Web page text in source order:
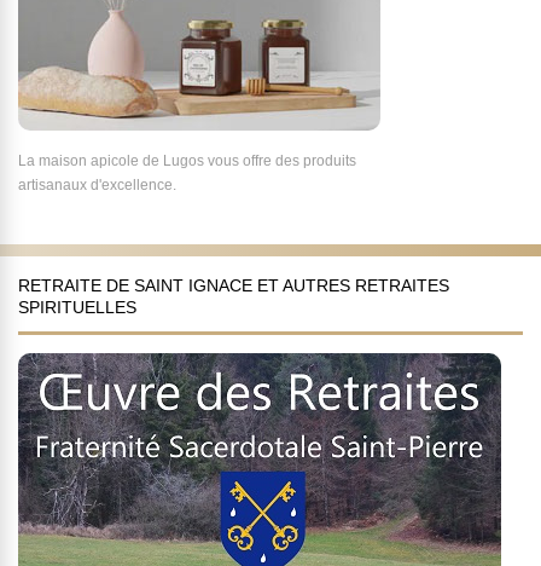
La maison apicole de Lugos vous offre des produits
artisanaux d'excellence.
RETRAITE DE SAINT IGNACE ET AUTRES RETRAITES
SPIRITUELLES